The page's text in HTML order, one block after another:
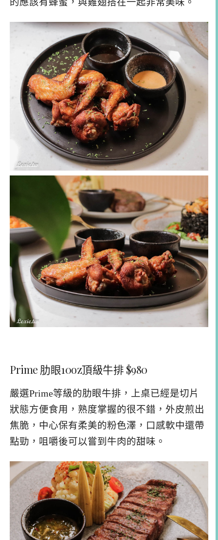
的應該有蜂蜜，與雞翅搭在一起非常美味。
Prime 肋眼10oz頂級牛排 $980
嚴選Prime等級的肋眼牛排，上桌已經是切片
狀態方便食用，熟度掌握的很不錯，外皮煎出
焦脆，中心保有柔美的粉色澤，口感軟中還帶
點勁，咀嚼後可以嘗到牛肉的甜味。